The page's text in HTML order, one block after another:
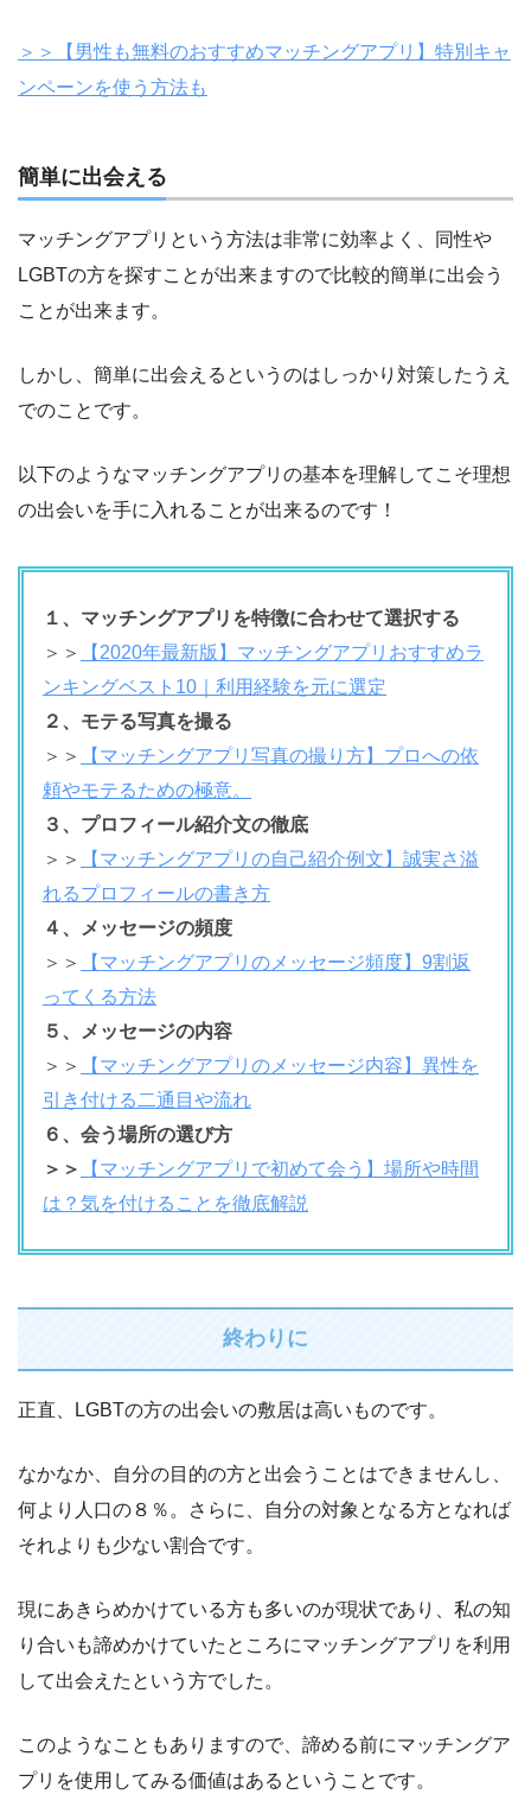
＞＞【男性も無料のおすすめマッチングアプリ】特別キャ
ンペーンを使う方法も
簡単に出会える
マッチングアプリという方法は非常に効率よく、同性や
LGBTの方を探すことが出来ますので比較的簡単に出会う
ことが出来ます。
しかし、簡単に出会えるというのはしっかり対策したうえ
でのことです。
以下のようなマッチングアプリの基本を理解してこそ理想
の出会いを手に入れることが出来るのです！
１、マッチングアプリを特徴に合わせて選択する
＞＞
【2020年最新版】マッチングアプリおすすめラ
ンキングベスト10｜利用経験を元に選定
２、モテる写真を撮る
＞＞
【マッチングアプリ写真の撮り方】プロへの依
頼やモテるための極意。
３、プロフィール紹介文の徹底
＞＞
【マッチングアプリの自己紹介例文】誠実さ溢
れるプロフィールの書き方
４、メッセージの頻度
＞＞
【マッチングアプリのメッセージ頻度】9割返
ってくる方法
５、メッセージの内容
＞＞
【マッチングアプリのメッセージ内容】異性を
引き付ける二通目や流れ
６、会う場所の選び方
＞＞
【マッチングアプリで初めて会う】場所や時間
は？気を付けることを徹底解説
終わりに
正直、LGBTの方の出会いの敷居は高いものです。
なかなか、自分の目的の方と出会うことはできませんし、
何より人口の８％。さらに、自分の対象となる方となれば
それよりも少ない割合です。
現にあきらめかけている方も多いのが現状であり、私の知
り合いも諦めかけていたところにマッチングアプリを利用
して出会えたという方でした。
このようなこともありますので、諦める前にマッチングア
プリを使用してみる価値はあるということです。